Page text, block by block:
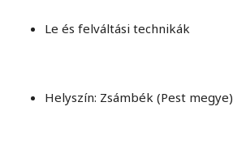
Le és felváltási technikák
Helyszín: Zsámbék (Pest megye)